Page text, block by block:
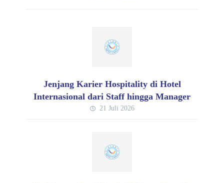
Jenjang Karier Hospitality di Hotel
Internasional dari Staff hingga Manager
21 Juli 2026